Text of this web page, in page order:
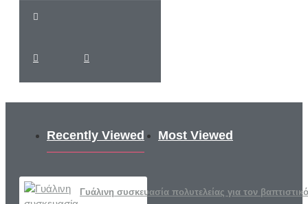
Recently Viewed Most Viewed
Γυάλινη συσκευασία πολυτελείας για τον